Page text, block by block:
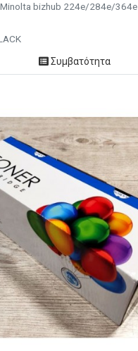
Minolta bizhub 224e/284e/364e
Συμβατότητα